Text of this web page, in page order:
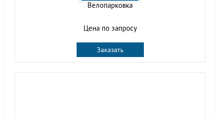
Велопарковка
Цена по запросу
Заказать